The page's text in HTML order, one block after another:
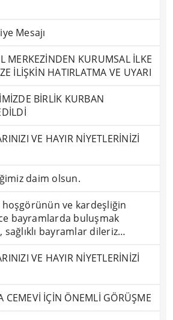
Mesajı
MERKEZİNDEN KURUMSAL İLKE
İLİŞKİN HATIRLATMA VE UYARI
BİRLİK KURBAN
VE HAYIR NİYETLERİNİZİ
daim olsun.
ve kardeşliğin
bayramlarda buluşmak
bayramlar dileriz…
VE HAYIR NİYETLERİNİZİ
CEMEVİ İÇİN ÖNEMLİ GÖRÜŞME